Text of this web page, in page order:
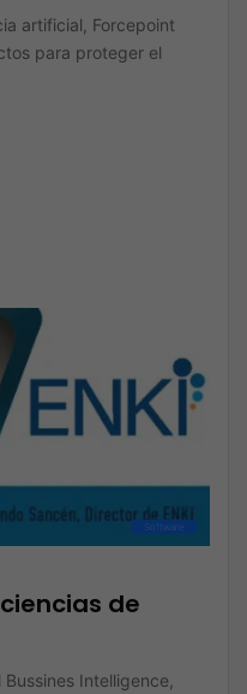
artificial, Forcepoint
para proteger el
Software
de
Intelligence,